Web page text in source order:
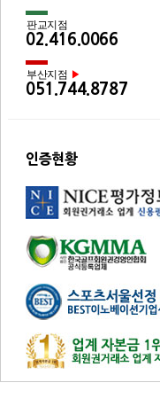
판교지점
02.416.0066
부산지점 ▶
051.744.8787
인증현황